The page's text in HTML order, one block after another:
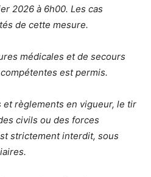
2026 à 6h00. Les cas
de cette mesure.
médicales et de secours
est permis.
et règlements en vigueur, le tir
civils ou des forces
strictement interdit, sous